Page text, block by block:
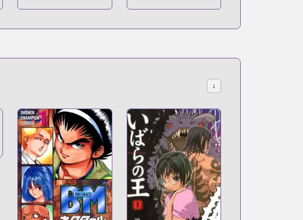
↓